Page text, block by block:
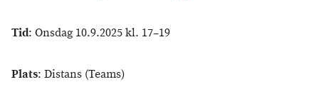
Tid: Onsdag 10.9.2025 kl. 17–19
Plats: Distans (Teams)